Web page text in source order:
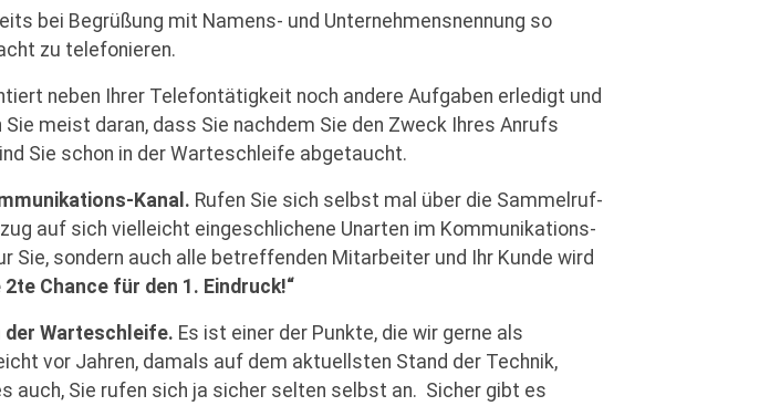
bei Begrüßung mit Namens- und Unternehmensnennung so
zu telefonieren.
neben Ihrer Telefontätigkeit noch andere Aufgaben erledigt und
meist daran, dass Sie nachdem Sie den Zweck Ihres Anrufs
Sie schon in der Warteschleife abgetaucht.
Kanal. Rufen Sie sich selbst mal über die Sammelruf-
auf sich vielleicht eingeschlichene Unarten im Kommunikations-
sondern auch alle betreffenden Mitarbeiter und Ihr Kunde wird
2te Chance für den 1. Eindruck!“
der Warteschleife. Es ist einer der Punkte, die wir gerne als
vor Jahren, damals auf dem aktuellsten Stand der Technik,
auch, Sie rufen sich ja sicher selten selbst an. Sicher gibt es